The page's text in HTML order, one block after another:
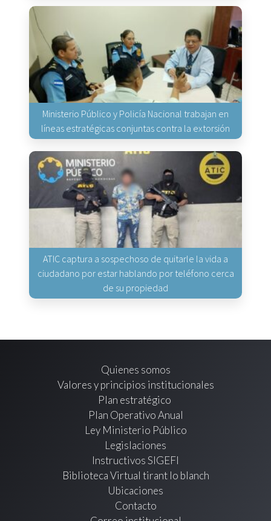
Ministerio Público y Policía Nacional trabajan en
líneas estratégicas conjuntas contra la extorsión
ATIC captura a sospechoso de quitarle la vida a
ciudadano por estar hablando por teléfono cerca
de su propiedad
Quienes somos
Valores y principios institucionales
Plan estratégico
Plan Operativo Anual
Ley Ministerio Público
Legislaciones
Instructivos SIGEFI
Biblioteca Virtual tirant lo blanch
Ubicaciones
Contacto